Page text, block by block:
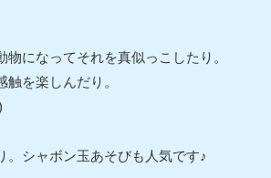
になってそれを真似っこしたり。
を楽しんだり。
。シャボン玉あそびも人気です♪